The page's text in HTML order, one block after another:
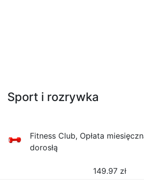
Sport i rozrywka
Fitness Club, Opłata
dorosłą
149.97 zł